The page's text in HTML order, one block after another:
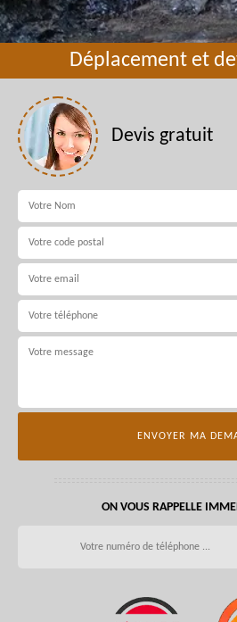
Déplacement et
Devis gratuit
ON VOUS RAPPELLE